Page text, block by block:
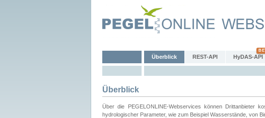
Überblick REST-API HyDAS-API
Überblick
Über die PEGELONLINE-Webservices können Drittanbieter
hydrologischer Parameter, wie zum Beispiel Wasserstände, von